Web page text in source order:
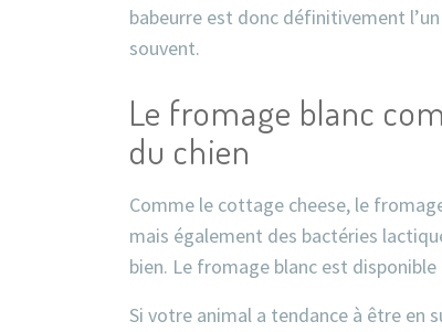
babeurre est donc définitivement
souvent.
Le fromage blanc
du chien
Comme le cottage cheese, le
mais également des bactéries
bien. Le fromage blanc est
Si votre animal a tendance à être en